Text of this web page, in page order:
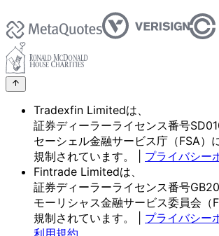
Tradexfin Limitedは、
証券ディーラーライセンス番号
セーシェル金融サービス庁 （FSA）
規制されています。
プライバシー
Fintrade Limitedは、
証券ディーラーライセンス番号
モーリシャス金融サービス委員会
規制されています。
プライバシー